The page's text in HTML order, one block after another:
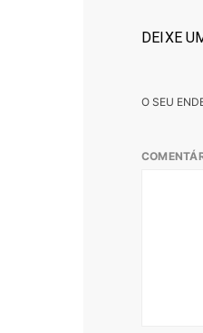
DEIXE
O SEU